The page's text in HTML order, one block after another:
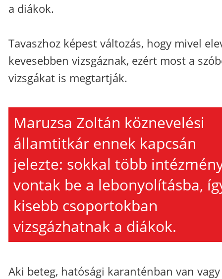
a diákok.
Tavaszhoz képest változás, hogy mivel
kevesebben vizsgáznak, ezért most a
vizsgákat is megtartják.
Maruzsa Zoltán köznevelési
államtitkár ennek kapcsán
jelezte: sokkal több
vontak be a lebonyolításba,
kisebb csoportokban
vizsgázhatnak a diákok.
Aki beteg, hatósági karanténban van